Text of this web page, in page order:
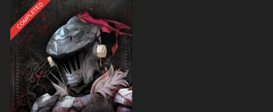
COMPLETED